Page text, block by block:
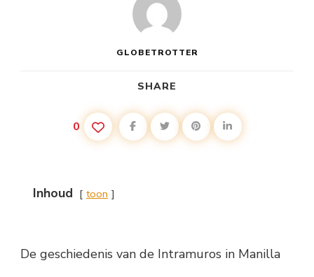
GLOBETROTTER
SHARE
0
Inhoud toon
De geschiedenis van de Intramuros in Manilla